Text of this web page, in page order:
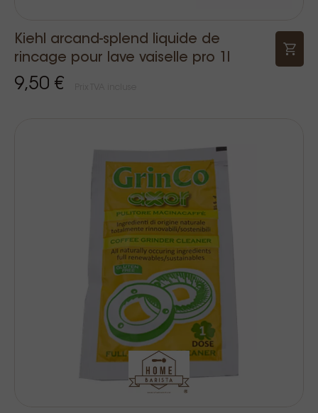
Kiehl arcand-splend liquide de
rincage pour lave vaiselle pro 1l
9,50 €